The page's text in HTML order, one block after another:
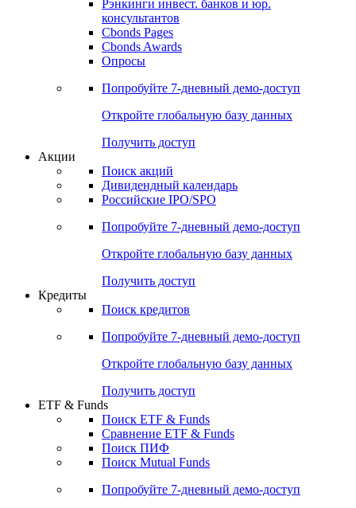
Рэнкинги инвест. банков и юр.
консультантов
Cbonds Pages
Cbonds Awards
Опросы
Попробуйте 7-дневный демо-доступ
Откройте глобальную базу данных
Получить доступ
Акции
Поиск акций
Дивидендный календарь
Российские IPO/SPO
Попробуйте 7-дневный демо-доступ
Откройте глобальную базу данных
Получить доступ
Кредиты
Поиск кредитов
Попробуйте 7-дневный демо-доступ
Откройте глобальную базу данных
Получить доступ
ETF & Funds
Поиск ETF & Funds
Сравнение ETF & Funds
Поиск ПИФ
Поиск Mutual Funds
Попробуйте 7-дневный демо-доступ